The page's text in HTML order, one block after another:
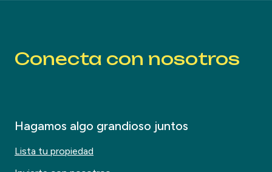
Conecta con nosotros
Hagamos algo grandioso juntos
Lista tu propiedad